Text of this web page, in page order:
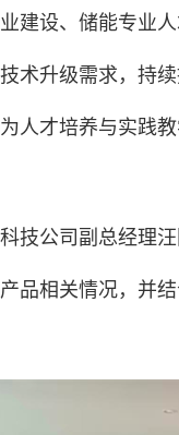
建设、储能专业
术升级需求，持
人才培养与实践
技公司副总经理
品相关情况，并